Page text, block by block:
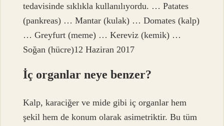
tedavisinde sıklıkla kullanılıyordu. … Patates
(pankreas) … Mantar (kulak) … Domates (kalp)
… Greyfurt (meme) … Kereviz (kemik) …
Soğan (hücre)12 Haziran 2017
İç organlar neye benzer?
Kalp, karaciğer ve mide gibi iç organlar hem
şekil hem de konum olarak asimetriktir. Bu tüm